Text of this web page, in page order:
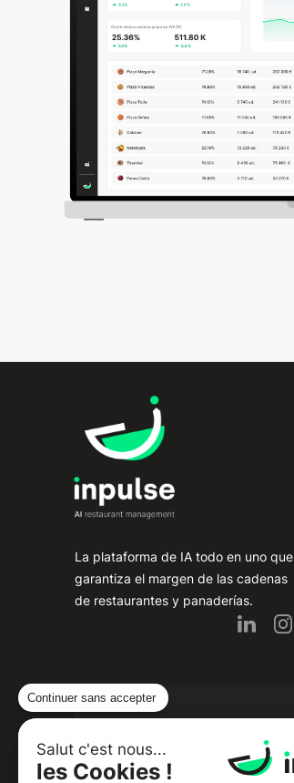
Continuer sans accepter
Salut c'est nous...
les Cookies !
La plataforma de IA todo en uno que
garantiza el margen de las cadenas
de restaurantes y panaderías.
correo electrónico: